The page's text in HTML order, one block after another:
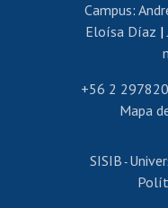
Revalidación
Postulación al
Campus:
Eloísa Díaz |
+56 2
Mapa
SISIB -